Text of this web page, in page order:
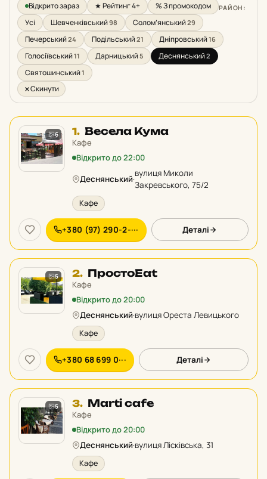
Відкрито зараз ★ Рейтинг 4+ % З промокодом РАЙОН:
Усі Шевченківський98 Солом’янський29
Печерський24 Подільський21 Дніпровський16
Голосіївський11 Дарницький5 Деснянський2
Святошинський1
Скинути
6 1. Місце
1
у
рейтингу:
Весела Кума
Кафе
Відкрито до 22:00
Деснянський·
вулиця Миколи
Закревського, 75/2
Кафе
+380 (97) 290-2-··· Деталі
5 2. Місце
2
у
рейтингу:
ПростоEat
Кафе
Відкрито до 20:00
Деснянський·вулиця Ореста Левицького
Кафе
+380 68 699 0··· Деталі
5 3. Місце
3
у
рейтингу:
Marti cafe
Кафе
Відкрито до 20:00
Деснянський·вулиця Лісківська, 31
Кафе